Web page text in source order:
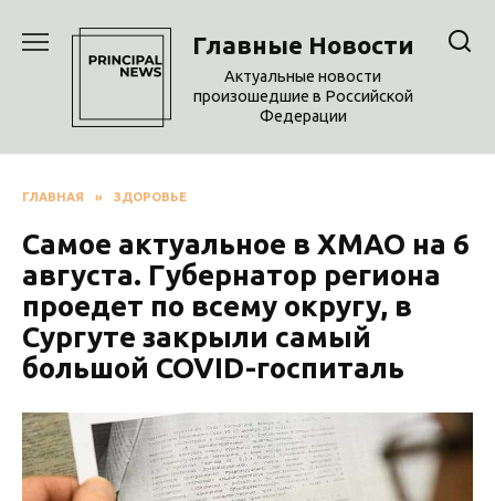
содержанию
Главные Новости
Актуальные новости
произошедшие в Российской
Федерации
ГЛАВНАЯ » ЗДОРОВЬЕ
Самое актуальное в ХМАО на 6
августа. Губернатор региона
проедет по всему округу, в
Сургуте закрыли самый
большой COVID-госпиталь